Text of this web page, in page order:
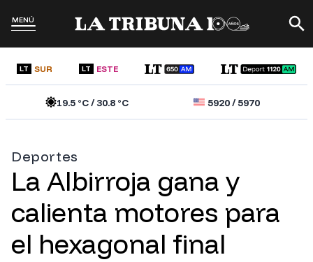
MENÚ
LT SUR LT ESTE
19.5°C /30.8°C 5920/5970
Deportes
La Albirroja gana y
calienta motores para
el hexagonal final